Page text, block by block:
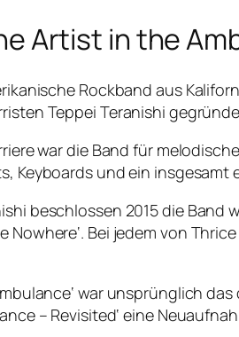
Artist in the
Rockband aus
Teppei Teranishi
war die Band für
Keyboards und ein
beschlossen 2015 die
Nowhere‘. Bei jedem von
war unsprünglich
– Revisited‘ eine